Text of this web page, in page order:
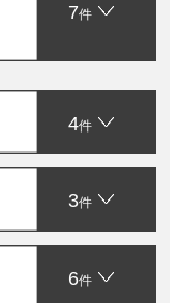
7件
4件
3件
6件